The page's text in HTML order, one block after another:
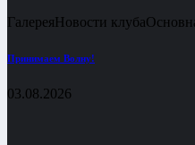
ГалереяНовости клуба
Принимаем Волну!
03.08.2026